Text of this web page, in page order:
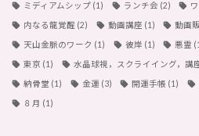
ミディアムシップ (1) ランチ会 (2)
内なる龍覚醒 (2) 動画講座 (1) 動画
天山金脈のワーク (1) 彼岸 (1) 悪霊
東京 (1) 水晶球視，スクライイング，講
納骨堂 (1) 金運 (3) 開運手帳 (1)
８月 (1)